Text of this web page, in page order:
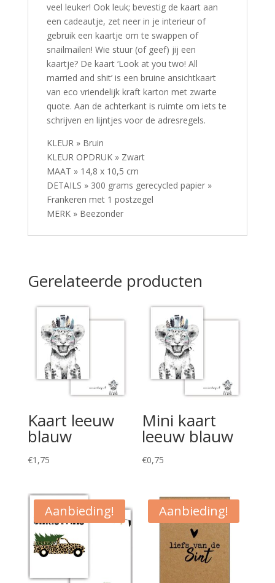
veel leuker! Ook leuk; bevestig de kaart aan
een cadeautje, zet neer in je interieur of
gebruik een kaartje om te swappen of
snailmailen! Wie stuur (of geef) jij een
kaartje? De kaart ‘Look at you two! All
married and shit’ is een bruine ansichtkaart
van eco vriendelijk kraft karton met zwarte
quote. Aan de achterkant is ruimte om iets te
schrijven en lijntjes voor de adresregels.
KLEUR » Bruin
KLEUR OPDRUK » Zwart
MAAT » 14,8 x 10,5 cm
DETAILS » 300 grams gerecycled papier »
Frankeren met 1 postzegel
MERK » Beezonder
Gerelateerde producten
Kaart leeuw
blauw
€1,75
Mini kaart
leeuw blauw
€0,75
Aanbieding! Aanbieding!